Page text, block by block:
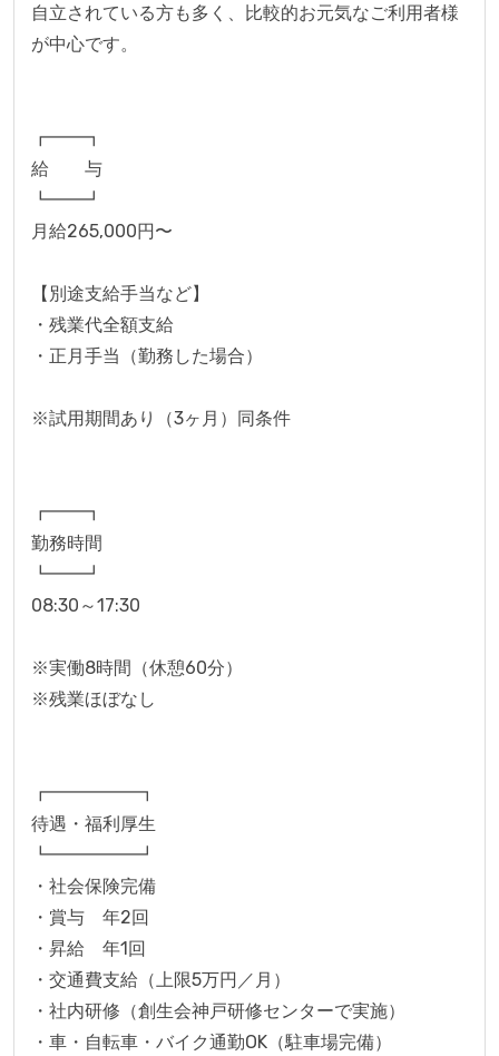
自立されている方も多く、比較的お元気なご利用者様
が中心です。
┏━━┓
給　　与
┗━━┛
月給265,000円〜
【別途支給手当など】
・残業代全額支給
・正月手当（勤務した場合）
※試用期間あり（3ヶ月）同条件
┏━━┓
勤務時間
┗━━┛
08:30～17:30
※実働8時間（休憩60分）
※残業ほぼなし
┏━━━━━┓
待遇・福利厚生
┗━━━━━┛
・社会保険完備
・賞与　年2回
・昇給　年1回
・交通費支給（上限5万円／月）
・社内研修（創生会神戸研修センターで実施）
・車・自転車・バイク通勤OK（駐車場完備）